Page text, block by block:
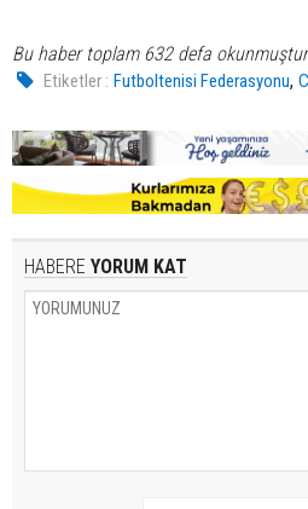
Bu haber toplam 632 defa okunmuştur
Etiketler : Futboltenisi Federasyonu,
HABERE YORUM KAT